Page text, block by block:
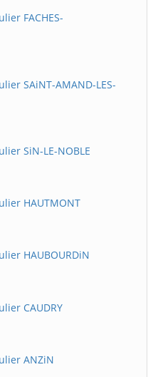
FACHES-
SAiNT-AMAND-LES-
SiN-LE-NOBLE
HAUTMONT
HAUBOURDiN
CAUDRY
ANZiN